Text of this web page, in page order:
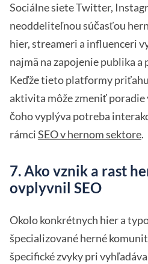
Sociálne siete Twitter,
neoddeliteľnou súčasťou
hier, streameri a influenceri
najmä na zapojenie publika a
Keďže tieto platformy
aktivita môže zmeniť poradie
čoho vyplýva potreba
rámciSEO v hernom sektore.
7. Ako vznik a rast
ovplyvnil SEO
Okolo konkrétnych hier a
špecializované herné
špecifické zvyky pri